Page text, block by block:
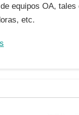
equipos OA,
etc.